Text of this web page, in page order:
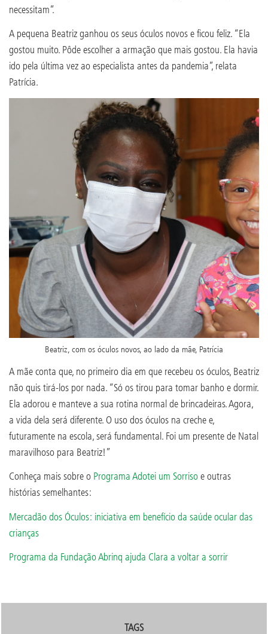
necessitam”.
A pequena Beatriz ganhou os seus óculos novos e ficou feliz. “Ela
gostou muito. Pôde escolher a armação que mais gostou. Ela havia
ido pela última vez ao especialista antes da pandemia”, relata
Patrícia.
Beatriz, com os óculos novos, ao lado da mãe, Patrícia
A mãe conta que, no primeiro dia em que recebeu os óculos, Beatriz
não quis tirá-los por nada. “Só os tirou para tomar banho e dormir.
Ela adorou e manteve a sua rotina normal de brincadeiras. Agora,
a vida dela será diferente. O uso dos óculos na creche e,
futuramente na escola, será fundamental. Foi um presente de Natal
maravilhoso para Beatriz!”
Conheça mais sobre o Programa Adotei um Sorrisoe outras
histórias semelhantes:
Mercadão dos Óculos: iniciativa em benefício da saúde ocular das
crianças
Programa da Fundação Abrinq ajuda Clara a voltar a sorrir
TAGS